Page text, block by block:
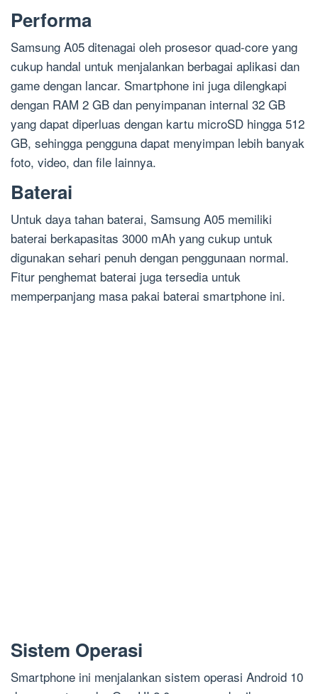
Performa
Samsung A05 ditenagai oleh prosesor quad-core yang
cukup handal untuk menjalankan berbagai aplikasi dan
game dengan lancar. Smartphone ini juga dilengkapi
dengan RAM 2 GB dan penyimpanan internal 32 GB
yang dapat diperluas dengan kartu microSD hingga 512
GB, sehingga pengguna dapat menyimpan lebih banyak
foto, video, dan file lainnya.
Baterai
Untuk daya tahan baterai, Samsung A05 memiliki
baterai berkapasitas 3000 mAh yang cukup untuk
digunakan sehari penuh dengan penggunaan normal.
Fitur penghemat baterai juga tersedia untuk
memperpanjang masa pakai baterai smartphone ini.
Sistem Operasi
Smartphone ini menjalankan sistem operasi Android 10